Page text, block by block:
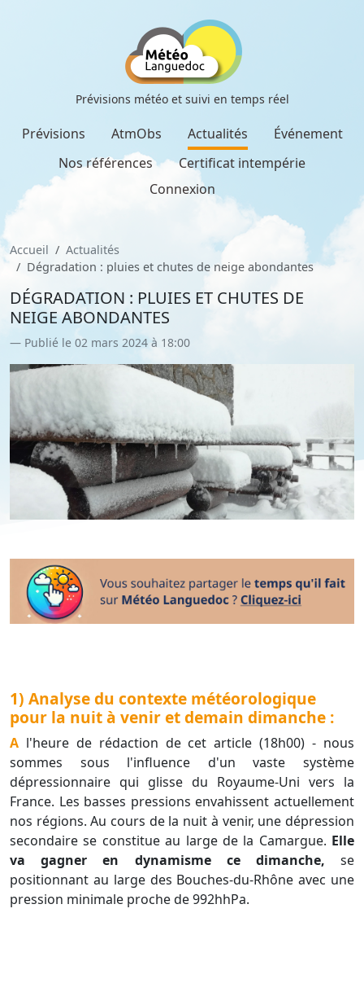
Prévisions météo et suivi en temps réel
Prévisions AtmObs Actualités
Événement
Nos références
Certificat intempérie
Connexion
Accueil
Actualités
Dégradation : pluies et chutes de neige abondantes
DÉGRADATION : PLUIES ET CHUTES DE
NEIGE ABONDANTES
Publié le 02 mars 2024 à 18:00
1) Analyse du contexte météorologique
pour la nuit à venir et demain dimanche :
A l'heure de rédaction de cet article (18h00) - nous
sommes sous l'influence d'un vaste système
dépressionnaire qui glisse du Royaume-Uni vers la
France. Les basses pressions envahissent actuellement
nos régions. Au cours de la nuit à venir, une dépression
secondaire se constitue au large de la Camargue. Elle
va gagner en dynamisme ce dimanche, se
positionnant au large des Bouches-du-Rhône avec une
pression minimale proche de 992hhPa.